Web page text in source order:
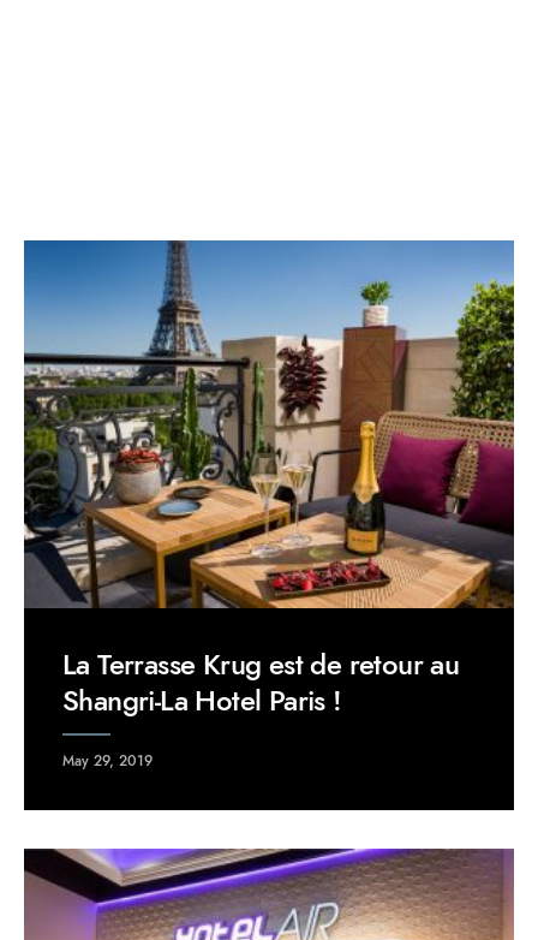
La Terrasse Krug est de retour au
Shangri-La Hotel Paris !
May 29, 2019